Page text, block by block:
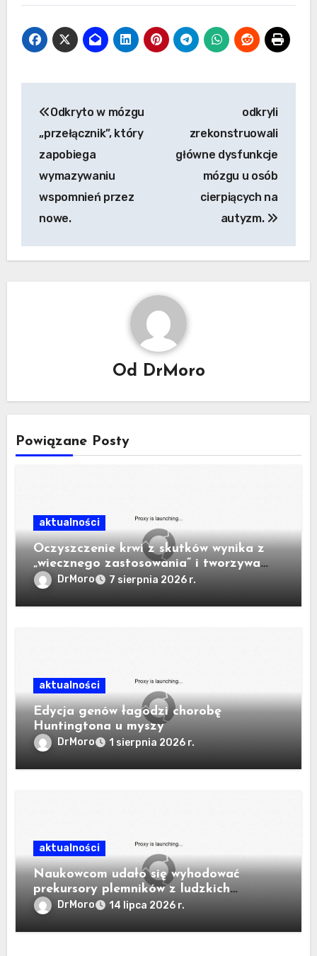
po
wpisach
Odkryto w mózgu
„przełącznik”, który
zapobiega
wymazywaniu
wspomnień przez
nowe.
odkryli
zrekonstruowali
główne dysfunkcje
mózgu u osób
cierpiących na
autyzm.
Od DrMoro
Powiązane Posty
aktualności
Oczyszczenie krwi z skutków wynika z
„wiecznego zastosowania” i tworzywa
sztucznego w urządzeniu.
DrMoro 7 sierpnia 2026 r.
aktualności
Edycja genów łagodzi chorobę
Huntingtona u myszy
DrMoro 1 sierpnia 2026 r.
aktualności
Naukowcom udało się wyhodować
prekursory plemników z ludzkich
komórek krwi.
DrMoro 14 lipca 2026 r.